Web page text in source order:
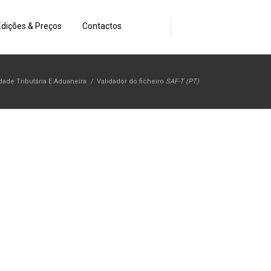
& Preços Contactos
Tributária E Aduaneira / Validador do ficheiro SAF-T (PT)